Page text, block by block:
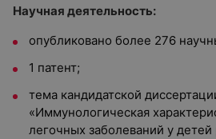
Научная деятельность:
опубликовано более 276
1 патент;
тема кандидатской
«Иммунологическая
легочных заболеваний у детей